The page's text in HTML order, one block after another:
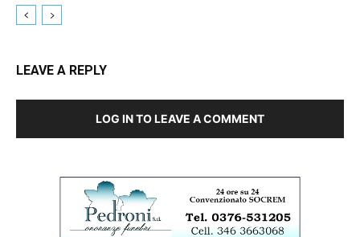
LEAVE A REPLY
LOG IN TO LEAVE A COMMENT